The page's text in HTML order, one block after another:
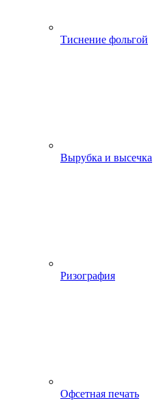
Тиснение фольгой
Вырубка и высечка
Ризография
Офсетная печать